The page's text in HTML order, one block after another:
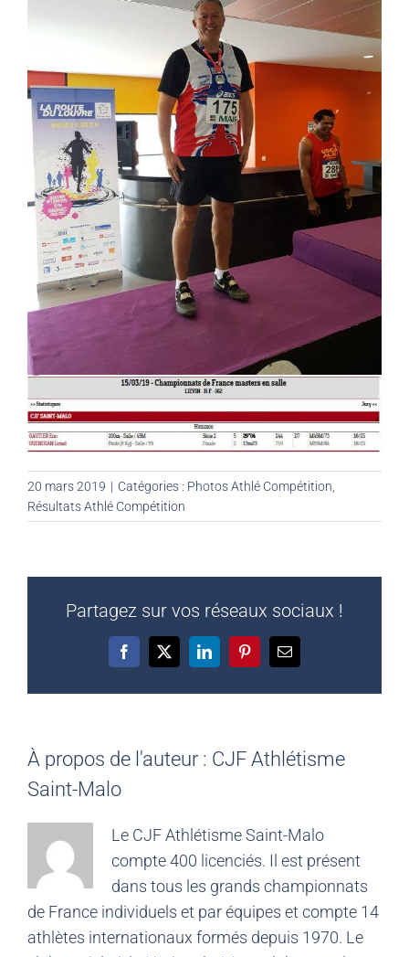
20 mars 2019 | Catégories : Photos Athlé Compétition
Résultats Athlé Compétition
Partagez sur vos réseaux sociaux !
Facebook
X LinkedInPinterestEmail
À propos de l'auteur : CJF Athlétisme
Saint-Malo
Le CJF Athlétisme Saint-Malo
compte 400 licenciés. Il est présent
dans tous les grands championnats
de France individuels et par équipes et compte 14
athlètes internationaux formés depuis 1970. Le